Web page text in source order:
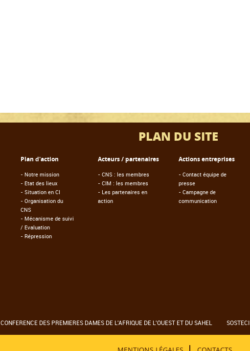
PLAN DU SITE
Plan d'action
- Notre mission
- Etat des lieux
- Situation en CI
- Organisation du
CNS
- Mécanisme de suivi
/ Evaluation
- Répression
Acteurs / partenaires
- CNS : les membres
- CIM : les membres
- Les partenaires en
action
Actions entreprises
- Contact équipe de
presse
- Campagne de
communication
CONFERENCE DES PREMIERES DAMES DE L'AFRIQUE DE L'OUEST ET DU SAHEL SOSTECI